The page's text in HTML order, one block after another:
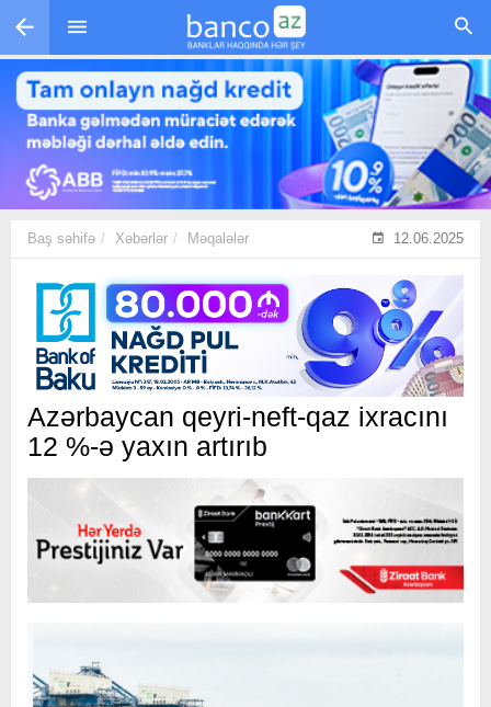
Skip to main content
Baş səhifə Xəbərlər Məqalələr 12.06.2025
Azərbaycan qeyri-neft-qaz ixracını
12 %-ə yaxın artırıb